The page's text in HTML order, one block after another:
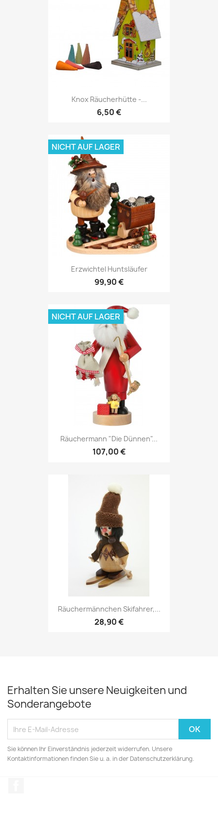
Knox Räucherhütte -...
6,50 €
Erzwichtel Huntsläufer
99,90 €
NICHT AUF LAGER
Räuchermann "Die Dünnen"...
107,00 €
NICHT AUF LAGER
Räuchermännchen Skifahrer,...
28,90 €
Erhalten Sie unsere Neuigkeiten und
Sonderangebote
Sie können Ihr Einverständnis jederzeit widerrufen. Unsere
Kontaktinformationen finden Sie u. a. in der Datenschutzerklärung.